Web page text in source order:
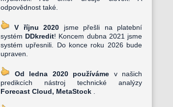
odpovědnost také.
V říjnu 2020 jsme přešli na platební
systém DDkredit! Koncem dubna 2021 jsme
systém upřesnili. Do konce roku 2026 bude
upraven.
Od ledna 2020 používáme v našich
predikcích nástroj technické analýzy
Forecast Cloud, MetaStock